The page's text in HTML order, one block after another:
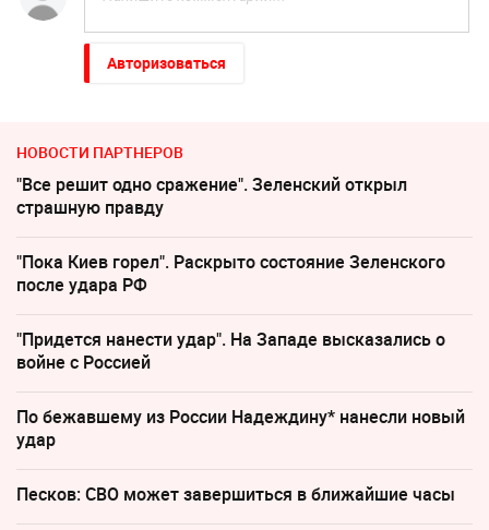
Авторизоваться
НОВОСТИ ПАРТНЕРОВ
"Все решит одно сражение". Зеленский открыл
страшную правду
"Пока Киев горел". Раскрыто состояние Зеленского
после удара РФ
"Придется нанести удар". На Западе высказались о
войне с Россией
По бежавшему из России Надеждину* нанесли новый
удар
Песков: СВО может завершиться в ближайшие часы